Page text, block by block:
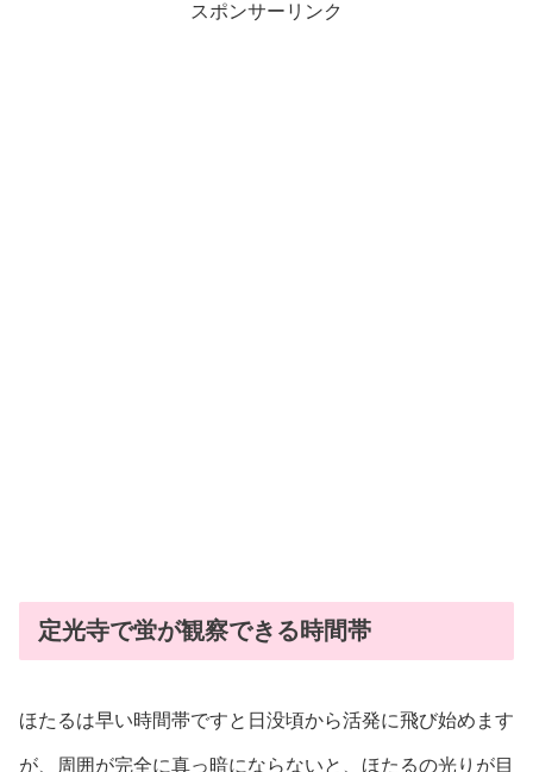
スポンサーリンク
定光寺で蛍が観察できる時間帯
ほたるは早い時間帯ですと日没頃から活発に飛び始めます
が、周囲が完全に真っ暗にならないと、ほたるの光りが目